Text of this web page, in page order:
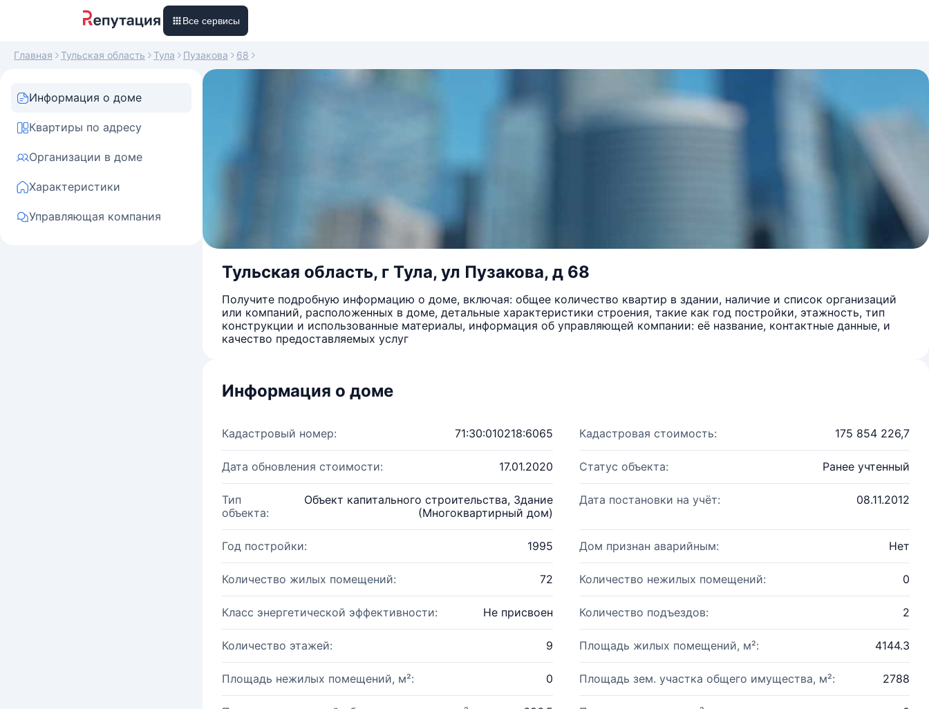
Все сервисы
Главная Тульская область Тула Пузакова 68
Информация о доме
Квартиры по адресу
Организации в доме
Характеристики
Управляющая компания
Тульская область, г Тула, ул Пузакова, д 68
Получите подробную информацию о доме, включая: общее количество квартир в здании, наличие и список организаций
или компаний, расположенных в доме, детальные характеристики строения, такие как год постройки, этажность, тип
конструкции и использованные материалы, информация об управляющей компании: её название, контактные данные, и
качество предоставляемых услуг
Информация о доме
Кадастровый номер: 71:30:010218:6065 Кадастровая стоимость: 175 854 226,7
Дата обновления стоимости: 17.01.2020 Статус объекта: Ранее учтенный
Тип
объекта:
Объект капитального строительства, Здание
(Многоквартирный дом)
Дата постановки на учёт: 08.11.2012
Год постройки: 1995 Дом признан аварийным: Нет
Количество жилых помещений: 72 Количество нежилых помещений: 0
Класс энергетической эффективности: Не присвоен Количество подъездов: 2
Количество этажей: 9 Площадь жилых помещений, м²: 4144.3
Площадь нежилых помещений, м²: 0 Площадь зем. участка общего имущества, м²: 2788